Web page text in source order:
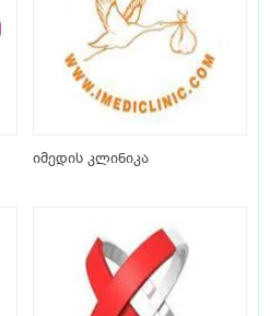
იმედის კლინიკა